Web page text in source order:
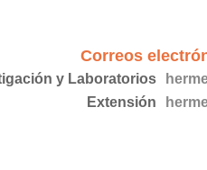
Correos
y Laboratorios
Extensión